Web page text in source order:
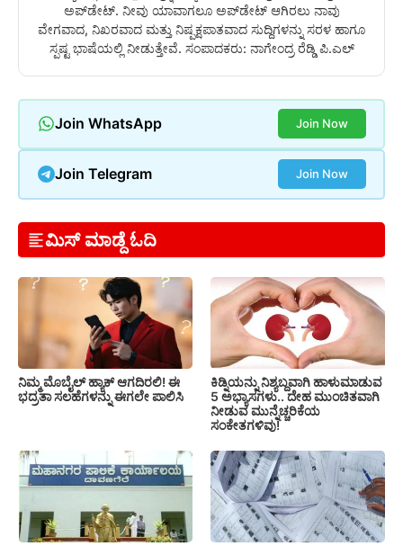
ಅಪ್‌ಡೇಟ್. ನೀವು ಯಾವಾಗಲೂ ಅಪ್‌ಡೇಟ್ ಆಗಿರಲು ನಾವು
ವೇಗವಾದ, ನಿಖರವಾದ ಮತ್ತು ನಿಷ್ಪಕ್ಷಪಾತವಾದ ಸುದ್ದಿಗಳನ್ನು ಸರಳ ಹಾಗೂ
ಸ್ಪಷ್ಟ ಭಾಷೆಯಲ್ಲಿ ನೀಡುತ್ತೇವೆ. ಸಂಪಾದಕರು: ನಾಗೇಂದ್ರ ರೆಡ್ಡಿ ಪಿ.ಎಲ್
Join WhatsApp Join Now
Join Telegram Join Now
ಮಿಸ್ ಮಾಡ್ದೆ ಓದಿ
ನಿಮ್ಮ ಮೊಬೈಲ್ ಹ್ಯಾಕ್ ಆಗದಿರಲಿ! ಈ
ಭದ್ರತಾ ಸಲಹೆಗಳನ್ನು ಈಗಲೇ ಪಾಲಿಸಿ
ಕಿಡ್ನಿಯನ್ನು ನಿಶ್ಯಬ್ದವಾಗಿ ಹಾಳುಮಾಡುವ
5 ಅಭ್ಯಾಸಗಳು.. ದೇಹ ಮುಂಚಿತವಾಗಿ
ನೀಡುವ ಮುನ್ನೆಚ್ಚರಿಕೆಯ
ಸಂಕೇತಗಳಿವು!